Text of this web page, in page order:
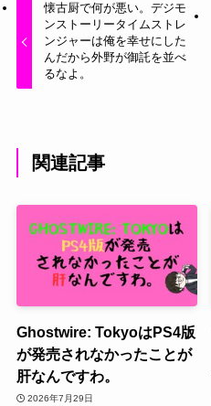
懐古厨で何が悪い。デジモ
ンストーリータイムストレ
ンジャーは俺を幸せにした
んだから外野が御託を並べ
るなよ。
関連記事
Ghostwire: TokyoはPS4版
が発売されなかったことが
肝なんですわ。
2026年7月29日